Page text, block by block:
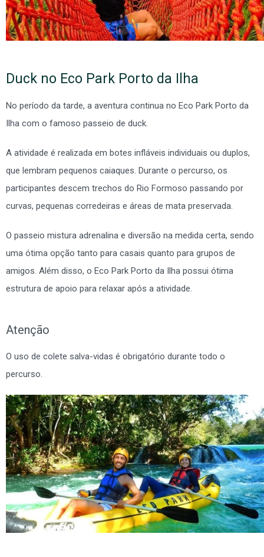
Duck no Eco Park Porto da Ilha
No período da tarde, a aventura continua no Eco Park Porto da
Ilha com o famoso passeio de duck.
A atividade é realizada em botes infláveis individuais ou duplos,
que lembram pequenos caiaques. Durante o percurso, os
participantes descem trechos do Rio Formoso passando por
curvas, pequenas corredeiras e áreas de mata preservada.
O passeio mistura adrenalina e diversão na medida certa, sendo
uma ótima opção tanto para casais quanto para grupos de
amigos. Além disso, o Eco Park Porto da Ilha possui ótima
estrutura de apoio para relaxar após a atividade.
Atenção
O uso de colete salva-vidas é obrigatório durante todo o
percurso.